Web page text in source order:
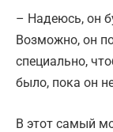
– Надеюсь, он
Возможно, он
специально,
было, пока он
В этот самый